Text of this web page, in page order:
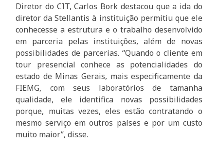
Diretor do CIT, Carlos Bork destacou que a ida do
diretor da Stellantis à instituição permitiu que ele
conhecesse a estrutura e o trabalho desenvolvido
em parceria pelas instituições, além de novas
possibilidades de parcerias. “Quando o cliente em
tour presencial conhece as potencialidades do
estado de Minas Gerais, mais especificamente da
FIEMG, com seus laboratórios de tamanha
qualidade, ele identifica novas possibilidades
porque, muitas vezes, eles estão contratando o
mesmo serviço em outros países e por um custo
muito maior”, disse.